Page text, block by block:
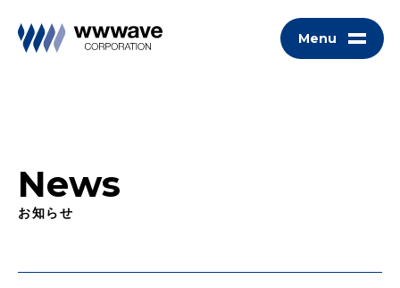
Menu
News
お知らせ